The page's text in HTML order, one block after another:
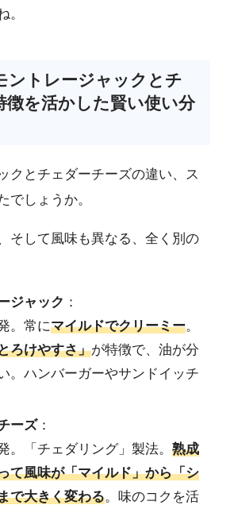
。
ントレージャックとチ
徴を活かした賢い使い分
クとチェダーチーズの違い、ス
でしょうか。
そして風味も異なる、全く別の
ジャック ：
。常にマイルドでクリーミー。
ろけやすさ」が特徴で、油が分
。ハンバーガーやサンドイッチ
ーズ：
。「チェダリング」製法。 熟成
て風味が「マイルド」から「シ
で大きく変わる。味のコクを活